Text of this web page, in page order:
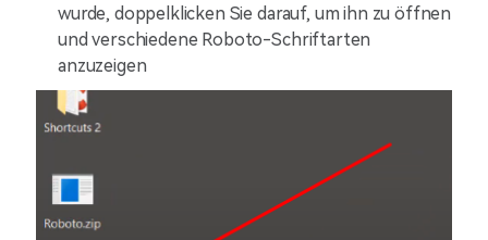
wurde, doppelklicken Sie darauf, um ihn zu öffnen
und verschiedene Roboto-Schriftarten
anzuzeigen